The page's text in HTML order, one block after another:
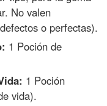
No valen
o perfectas).
1 Poción de
1 Poción
vida).